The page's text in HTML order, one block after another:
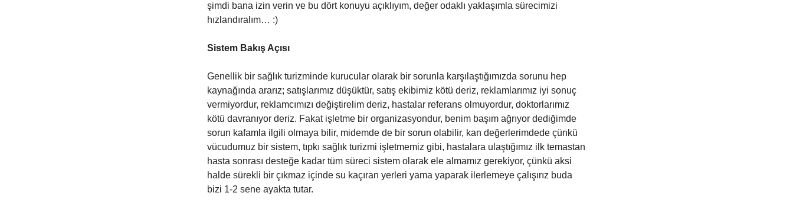
şimdi bana izin verin ve bu dört konuyu açıklıyım, değer odaklı yaklaşımla sürecimizi
hızlandıralım… :)
Sistem Bakış Açısı
Genellik bir sağlık turizminde kurucular olarak bir sorunla karşılaştığımızda sorunu hep
kaynağında ararız; satışlarımız düşüktür, satış ekibimiz kötü deriz, reklamlarımız iyi sonuç
vermiyordur, reklamcımızı değiştirelim deriz, hastalar referans olmuyordur, doktorlarımız
kötü davranıyor deriz. Fakat işletme bir organizasyondur, benim başım ağrıyor dediğimde
sorun kafamla ilgili olmaya bilir, midemde de bir sorun olabilir, kan değerlerimdede çünkü
vücudumuz bir sistem, tıpkı sağlık turizmi işletmemiz gibi, hastalara ulaştığımız ilk temastan
hasta sonrası desteğe kadar tüm süreci sistem olarak ele almamız gerekiyor, çünkü aksi
halde sürekli bir çıkmaz içinde su kaçıran yerleri yama yaparak ilerlemeye çalışırız buda
bizi 1-2 sene ayakta tutar.